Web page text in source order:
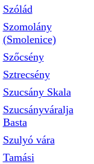
Szólád
Szomolány
(Smolenice)
Szőcsény
Sztrecsény
Szucsány Skala
Szucsányváralja
Basta
Szulyó vára
Tamási